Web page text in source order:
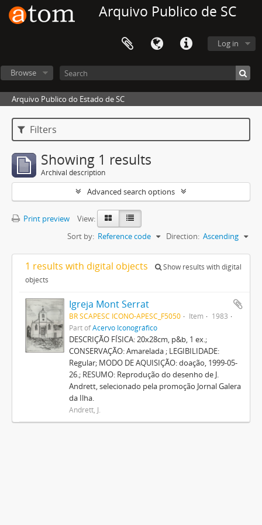
Arquivo Publico de SC
Log in
Browse
Arquivo Publico do Estado de SC
Filters
Showing 1 results
Archival description
Advanced search options
Print preview
View:
Sort by: Reference code Direction: Ascending
1 results with digital objects
Show results with digital
objects
Igreja Mont Serrat
BR SCAPESC ICONO-APESC_F5050 Item
1983
Part ofAcervo Iconográfico
DESCRIÇÃO FÍSICA: 20x28cm, p&b, 1 ex.;
CONSERVAÇÃO: Amarelada ; LEGIBILIDADE:
Regular; MODO DE AQUISIÇÃO: doação, 1999-05-
26.; RESUMO: Reprodução do desenho de J.
Andrett, selecionado pela promoção Jornal Galera
da Ilha.
Andrett, J.